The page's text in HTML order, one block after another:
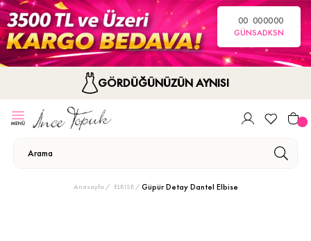
00
GÜN
00
SA
00
DK
00
SN
GÖRDÜĞÜNÜZÜN AYNISI
Anasayfa ELBİSE Güpür Detay Dantel Elbise